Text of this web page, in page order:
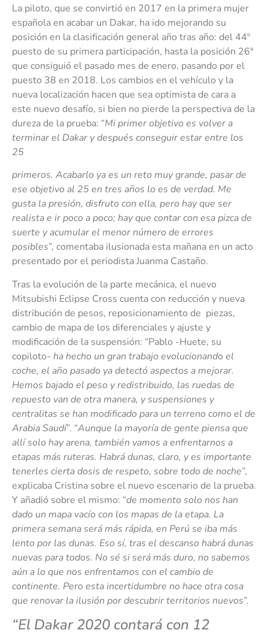
La piloto, que se convirtió en 2017 en la primera mujer
española en acabar un Dakar, ha ido mejorando su
posición en la clasificación general año tras año: del 44º
puesto de su primera participación, hasta la posición 26ª
que consiguió el pasado mes de enero, pasando por el
puesto 38 en 2018. Los cambios en el vehículo y la
nueva localización hacen que sea optimista de cara a
este nuevo desafío, si bien no pierde la perspectiva de la
dureza de la prueba: “Mi primer objetivo es volver a
terminar el Dakar y después conseguir estar entre los
25
primeros. Acabarlo ya es un reto muy grande, pasar de
ese objetivo al 25 en tres años lo es de verdad. Me
gusta la presión, disfruto con ella, pero hay que ser
realista e ir poco a poco; hay que contar con esa pizca de
suerte y acumular el menor número de errores
posibles”, comentaba ilusionada esta mañana en un acto
presentado por el periodista Juanma Castaño.
Tras la evolución de la parte mecánica, el nuevo
Mitsubishi Eclipse Cross cuenta con reducción y nueva
distribución de pesos, reposicionamiento de piezas,
cambio de mapa de los diferenciales y ajuste y
modificación de la suspensión: “Pablo -Huete, su
copiloto- ha hecho un gran trabajo evolucionando el
coche, el año pasado ya detectó aspectos a mejorar.
Hemos bajado el peso y redistribuido, las ruedas de
repuesto van de otra manera, y suspensiones y
centralitas se han modificado para un terreno como el de
Arabia Saudí”. “Aunque la mayoría de gente piensa que
allí solo hay arena, también vamos a enfrentarnos a
etapas más ruteras. Habrá dunas, claro, y es importante
tenerles cierta dosis de respeto, sobre todo de noche”,
explicaba Cristina sobre el nuevo escenario de la prueba.
Y añadió sobre el mismo: “de momento solo nos han
dado un mapa vacío con los mapas de la etapa. La
primera semana será más rápida, en Perú se iba más
lento por las dunas. Eso sí, tras el descanso habrá dunas
nuevas para todos. No sé si será más duro, no sabemos
aún a lo que nos enfrentamos con el cambio de
continente. Pero esta incertidumbre no hace otra cosa
que renovar la ilusión por descubrir territorios nuevos”.
“El Dakar 2020 contará con 12